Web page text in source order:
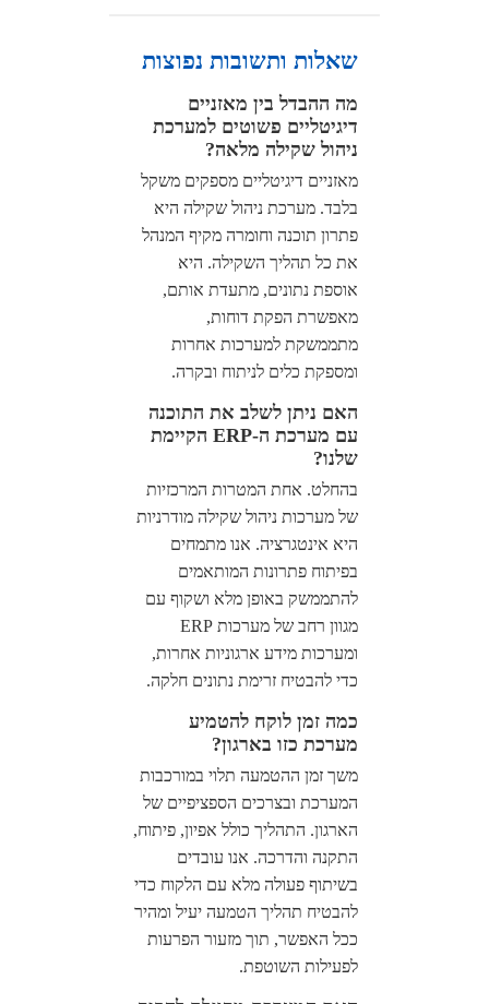
שאלות ותשובות נפוצות
מה ההבדל בין מאזניים
דיגיטליים פשוטים למערכת
ניהול שקילה מלאה?
מאזניים דיגיטליים מספקים משקל
בלבד. מערכת ניהול שקילה היא
פתרון תוכנה וחומרה מקיף המנהל
את כל תהליך השקילה. היא
אוספת נתונים, מתעדת אותם,
מאפשרת הפקת דוחות,
מתממשקת למערכות אחרות
ומספקת כלים לניתוח ובקרה.
האם ניתן לשלב את התוכנה
עם מערכת ה-ERP הקיימת
שלנו?
בהחלט. אחת המטרות המרכזיות
של מערכות ניהול שקילה מודרניות
היא אינטגרציה. אנו מתמחים
בפיתוח פתרונות המותאמים
להתממשק באופן מלא ושקוף עם
מגוון רחב של מערכות ERP
ומערכות מידע ארגוניות אחרות,
כדי להבטיח זרימת נתונים חלקה.
כמה זמן לוקח להטמיע
מערכת כזו בארגון?
משך זמן ההטמעה תלוי במורכבות
המערכת ובצרכים הספציפיים של
הארגון. התהליך כולל אפיון, פיתוח,
התקנה והדרכה. אנו עובדים
בשיתוף פעולה מלא עם הלקוח כדי
להבטיח תהליך הטמעה יעיל ומהיר
ככל האפשר, תוך מזעור הפרעות
לפעילות השוטפת.